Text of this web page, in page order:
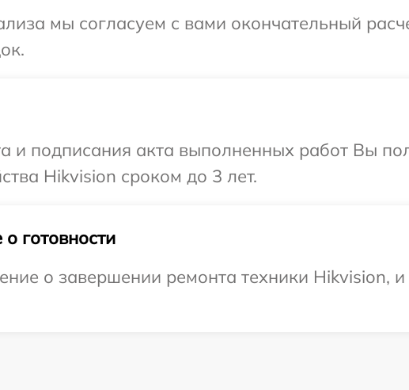
мы согласуем с вами окончательный
и подписания акта выполненных работ Вы
Hikvision сроком до 3 лет.
готовности
о завершении ремонта техники Hikvision,